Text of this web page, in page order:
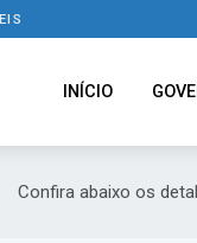
INÍCIO
Confira abaixo os